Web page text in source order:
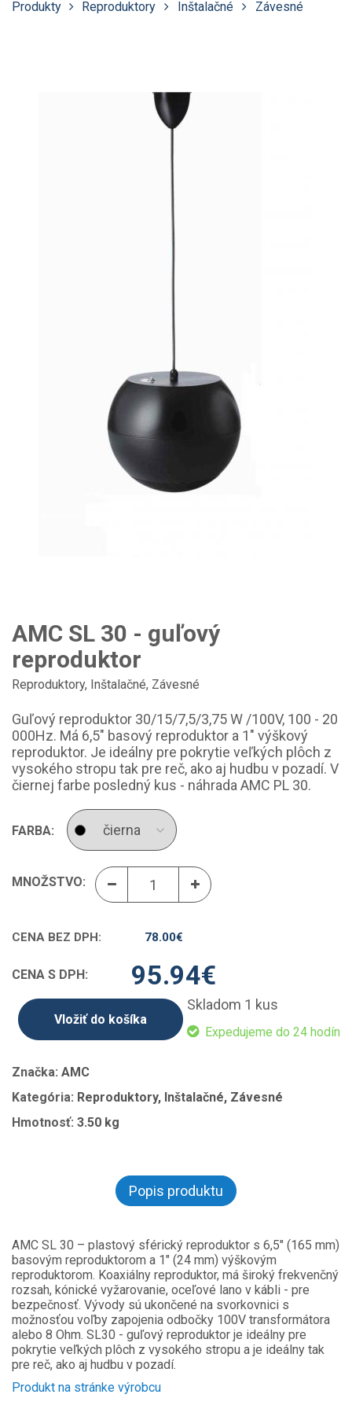
Produkty Reproduktory Inštalačné Závesné
AMC SL 30 - guľový
reproduktor
Reproduktory, Inštalačné, Závesné
Guľový reproduktor 30/15/7,5/3,75 W /100V, 100 - 20
000Hz. Má 6,5" basový reproduktor a 1" výškový
reproduktor. Je ideálny pre pokrytie veľkých plôch z
vysokého stropu tak pre reč, ako aj hudbu v pozadí. V
čiernej farbe posledný kus - náhrada AMC PL 30.
FARBA:
MNOŽSTVO:
CENA BEZ DPH: 78.00€
CENA S DPH: 95.94€
Skladom 1 kus
Expedujeme do 24 hodín
Vložiť do košíka
Značka: AMC
Kategória: Reproduktory, Inštalačné, Závesné
Hmotnosť: 3.50 kg
Popis produktu
AMC SL 30 – plastový sférický reproduktor s 6,5" (165 mm)
basovým reproduktorom a 1" (24 mm) výškovým
reproduktorom. Koaxiálny reproduktor, má široký frekvenčný
rozsah, kónické vyžarovanie, oceľové lano v kábli - pre
bezpečnosť. Vývody sú ukončené na svorkovnici s
možnosťou voľby zapojenia odbočky 100V transformátora
alebo 8 Ohm. SL30 - guľový reproduktor je ideálny pre
pokrytie veľkých plôch z vysokého stropu a je ideálny tak
pre reč, ako aj hudbu v pozadí.
Produkt na stránke výrobcu